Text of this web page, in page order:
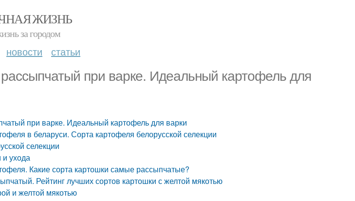
ЖИЗНЬ
за городом
новости статьи
при варке. Идеальный картофель для
при варке. Идеальный картофель для варки
в беларуси. Сорта картофеля белорусской селекции
селекции
и ухода
Какие сорта картошки самые рассыпчатые?
Рейтинг лучших сортов картошки с желтой мякотью
и желтой мякотью